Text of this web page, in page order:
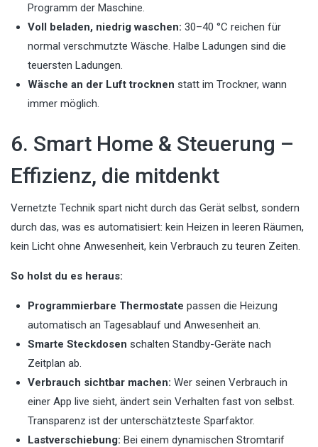
Programm der Maschine.
Voll beladen, niedrig waschen: 30–40 °C reichen für
normal verschmutzte Wäsche. Halbe Ladungen sind die
teuersten Ladungen.
Wäsche an der Luft trocknen statt im Trockner, wann
immer möglich.
6. Smart Home & Steuerung –
Effizienz, die mitdenkt
Vernetzte Technik spart nicht durch das Gerät selbst, sondern
durch das, was es automatisiert: kein Heizen in leeren Räumen,
kein Licht ohne Anwesenheit, kein Verbrauch zu teuren Zeiten.
So holst du es heraus:
Programmierbare Thermostate passen die Heizung
automatisch an Tagesablauf und Anwesenheit an.
Smarte Steckdosen schalten Standby-Geräte nach
Zeitplan ab.
Verbrauch sichtbar machen: Wer seinen Verbrauch in
einer App live sieht, ändert sein Verhalten fast von selbst.
Transparenz ist der unterschätzteste Sparfaktor.
Lastverschiebung: Bei einem dynamischen Stromtarif